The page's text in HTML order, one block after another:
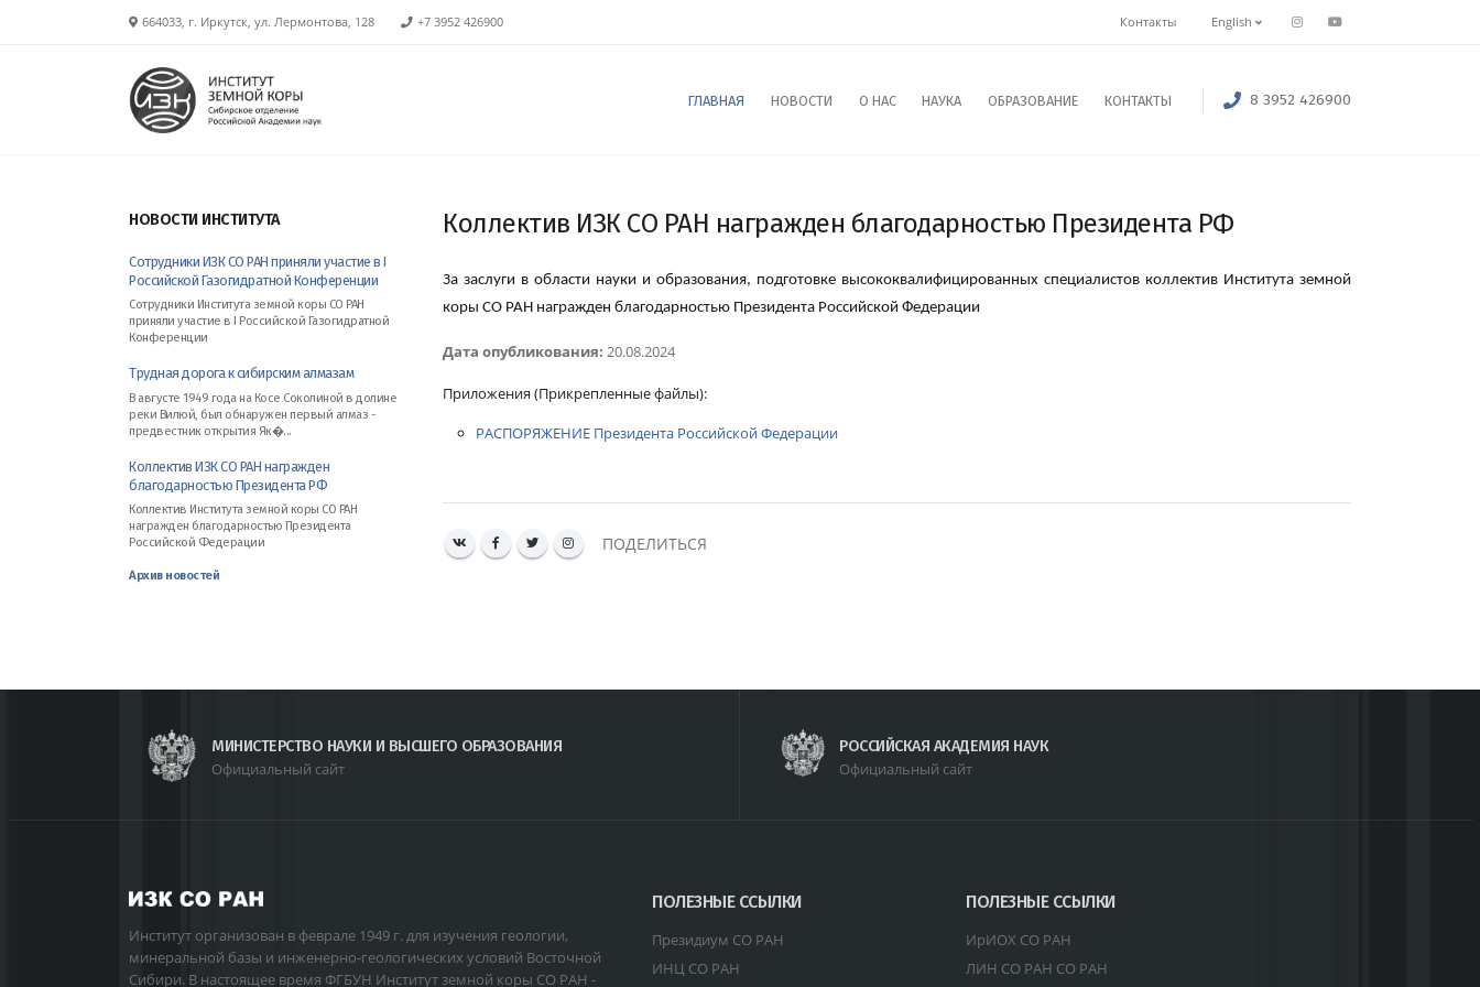
664033, г. Иркутск, ул. Лермонтова, 128 +7 3952 426900 Контакты English
ГЛАВНАЯ НОВОСТИ О НАС НАУКА ОБРАЗОВАНИЕ КОНТАКТЫ 8 3952 426900
НОВОСТИ ИНСТИТУТА
Сотрудники ИЗК СО РАН приняли участие в I
Российской Газогидратной Конференции
Сотрудники Института земной коры СО РАН
приняли участие в I Российской Газогидратной
Конференции
Трудная дорога к сибирским алмазам
В августе 1949 года на Косе Соколиной в долине
реки Вилюй, был обнаружен первый алмаз -
предвестник открытия Як�...
Коллектив ИЗК СО РАН награжден
благодарностью Президента РФ
Коллектив Института земной коры СО РАН
награжден благодарностью Президента
Российской Федерации
Архив новостей
Коллектив ИЗК СО РАН награжден благодарностью Президента РФ
За заслуги в области науки и образования, подготовке высококвалифицированных специалистов коллектив Института земной
коры СО РАН награжден благодарностью Президента Российской Федерации
Дата опубликования: 20.08.2024
Приложения (Прикрепленные файлы):
РАСПОРЯЖЕНИЕ Президента Российской Федерации
ПОДЕЛИТЬСЯ
МИНИСТЕРСТВО НАУКИ И ВЫСШЕГО ОБРАЗОВАНИЯ
Официальный сайт
РОССИЙСКАЯ АКАДЕМИЯ НАУК
Официальный сайт
Институт организован в феврале 1949 г. для изучения геологии,
минеральной базы и инженерно-геологических условий Восточной
Сибири. В настоящее время ФГБУН Институт земной коры СО РАН -
ПОЛЕЗНЫЕ ССЫЛКИ
Президиум СО РАН
ИНЦ СО РАН
ПОЛЕЗНЫЕ ССЫЛКИ
ИрИОХ СО РАН
ЛИН СО РАН СО РАН